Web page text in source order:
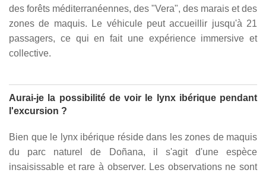
des forêts méditerranéennes, des "Vera", des marais et des
zones de maquis. Le véhicule peut accueillir jusqu'à 21
passagers, ce qui en fait une expérience immersive et
collective.
Aurai-je la possibilité de voir le lynx ibérique pendant
l'excursion ?
Bien que le lynx ibérique réside dans les zones de maquis
du parc naturel de Doñana, il s'agit d'une espèce
insaisissable et rare à observer. Les observations ne sont